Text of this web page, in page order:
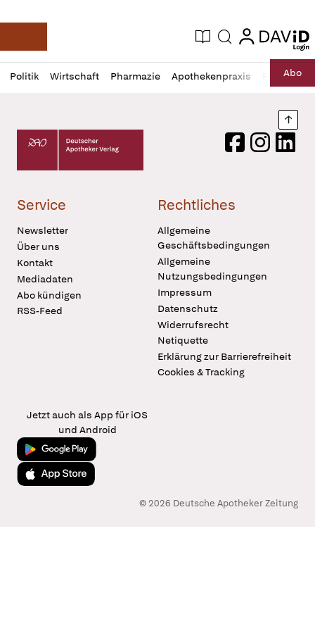
Deutsche Apotheker Zeitung
Aktuelle Ausgabe
Suche login
login
Politik Wirtschaft Pharmazie Apothekenpraxis RechtAbo
Profil
öffnen
Daz
Pur
Deutscher Apotheker Verlag Logo
FacebookInstagram
Service
Newsletter
Über uns
Kontakt
Mediadaten
Abo kündigen
RSS-Feed
Rechtliches
Allgemeine
Geschäftsbedingungen
Allgemeine
Nutzungsbedingungen
Impressum
Datenschutz
Widerrufsrecht
Netiquette
Erklärung zur Barrierefreiheit
Cookies & Tracking
Jetzt auch als App für iOS
und Android
Jetzt bei Google Play
Laden im App Store
© 2026 Deutsche Apotheker Zeitung